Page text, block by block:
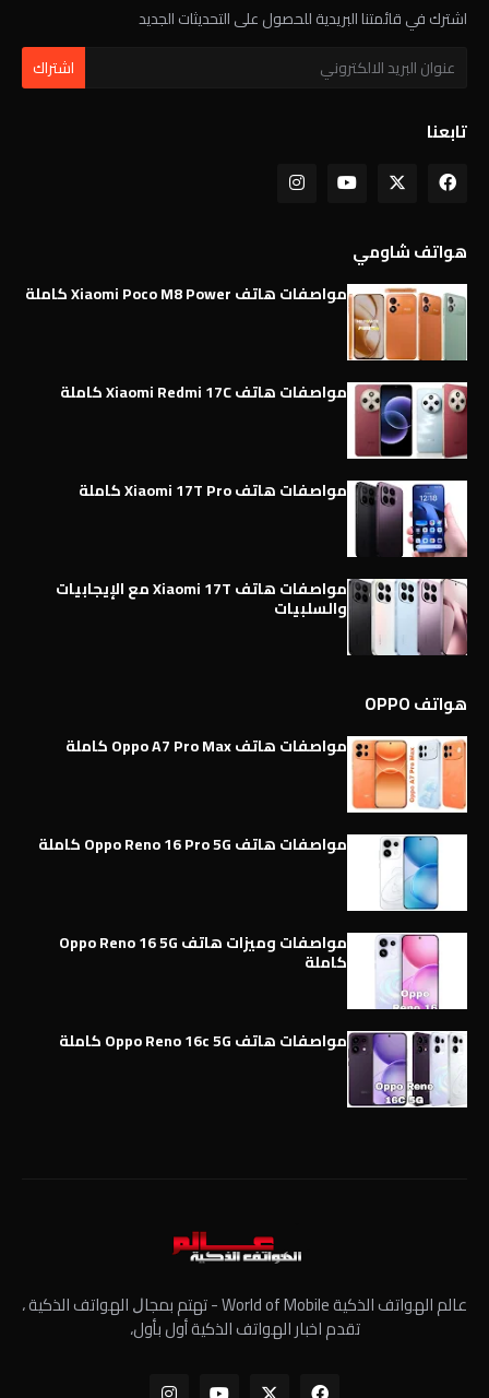
اشترك في قائمتنا البريدية للحصول على التحديثات الجديد
تابعنا
هواتف شاومي
مواصفات هاتف Xiaomi Poco M8 Power كاملة
مواصفات هاتف Xiaomi Redmi 17C كاملة
مواصفات هاتف Xiaomi 17T Pro كاملة
مواصفات هاتف Xiaomi 17T مع الإيجابيات
والسلبيات
هواتف OPPO
مواصفات هاتف Oppo A7 Pro Max كاملة
مواصفات هاتف Oppo Reno 16 Pro 5G كاملة
مواصفات وميزات هاتف Oppo Reno 16 5G
كاملة
مواصفات هاتف Oppo Reno 16c 5G كاملة
عالم الهواتف الذكية World of Mobile - ﺗﻬﺘﻢ ﺑﻤﺠﺎﻝ الهواتف الذكية ،
تقدم اخبار الهواتف الذكية أول بأول،